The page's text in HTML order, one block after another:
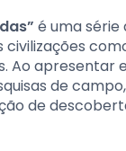
é uma série
civilizações
Ao apresentar
de
de